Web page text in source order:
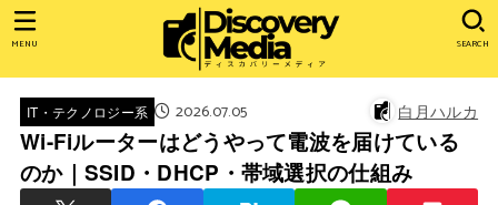
SEARCH
MENU
IT・テクノロジー系 2026.07.05 白月ハルカ
Wi-Fiルーターはどうやって電波を届けている
のか｜SSID・DHCP・帯域選択の仕組み